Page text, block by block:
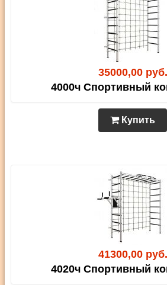
35000,00 руб.
4000ч Спортивный
Купить
41300,00 руб.
4020ч Спортивный